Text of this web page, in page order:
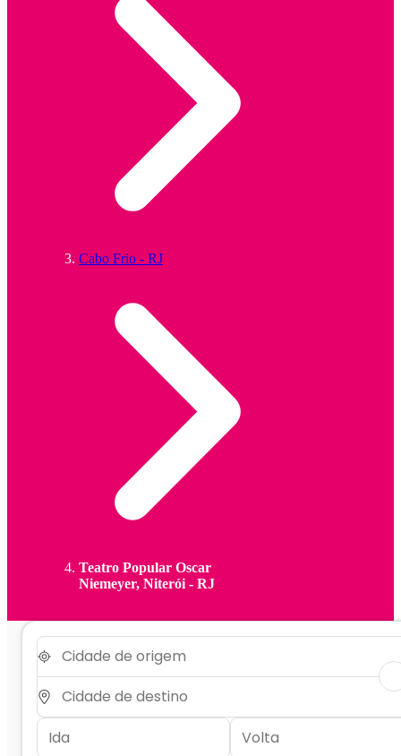
Cabo Frio - RJ
Teatro Popular Oscar
Niemeyer, Niterói - RJ